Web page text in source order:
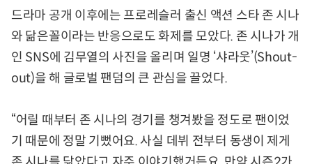
드라마 공개 이후에는 프로레슬러 출신 액션 스타 존 시나
와 닮은꼴이라는 반응으로도 화제를 모았다. 존 시나가 개
인 SNS에 김무열의 사진을 올리며 일명 ‘샤라웃’(Shout-
out)을 해 글로벌 팬덤의 큰 관심을 끌었다.
“어릴 때부터 존 시나의 경기를 챙겨봤을 정도로 팬이었
기 때문에 정말 기뻤어요. 사실 데뷔 전부터 동생이 제게